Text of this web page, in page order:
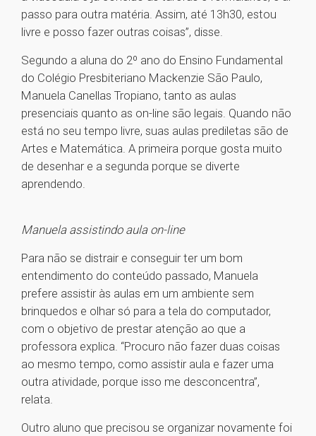
passo para outra matéria. Assim, até 13h30, estou
livre e posso fazer outras coisas”, disse.
Segundo a aluna do 2º ano do Ensino Fundamental
do Colégio Presbiteriano Mackenzie São Paulo,
Manuela Canellas Tropiano, tanto as aulas
presenciais quanto as on-line são legais. Quando não
está no seu tempo livre, suas aulas prediletas são de
Artes e Matemática. A primeira porque gosta muito
de desenhar e a segunda porque se diverte
aprendendo.
Manuela assistindo aula on-line
Para não se distrair e conseguir ter um bom
entendimento do conteúdo passado, Manuela
prefere assistir às aulas em um ambiente sem
brinquedos e olhar só para a tela do computador,
com o objetivo de prestar atenção ao que a
professora explica. “Procuro não fazer duas coisas
ao mesmo tempo, como assistir aula e fazer uma
outra atividade, porque isso me desconcentra”,
relata.
Outro aluno que precisou se organizar novamente foi